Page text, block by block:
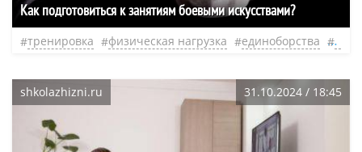
Как подготовиться к занятиям боевыми искусствами?
тренировка физическая нагрузка единоборства
shkolazhizni.ru 31.10.2024 / 18:45